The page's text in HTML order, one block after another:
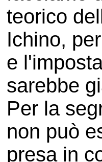
teorico
Ichino,
e
sarebbe
Per la
non può
presa in